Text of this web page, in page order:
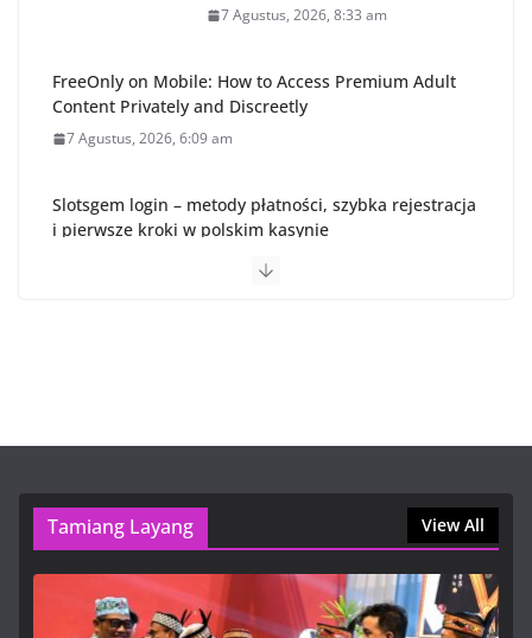
7 Agustus, 2026, 8:33 am
FreeOnly on Mobile: How to Access Premium Adult
Content Privately and Discreetly
7 Agustus, 2026, 6:09 am
Slotsgem login – metody płatności, szybka rejestracja
i pierwsze kroki w polskim kasynie
OnlyFans VIP Free: How to Safely Access Premium
6 Agustus, 2026, 5:30 pm
Pemkab Bartim Terima 70 Unit
Starlink Hibah Pemprov Kalteng,
Perkuat Layanan Publik
Tamiang Layang View All